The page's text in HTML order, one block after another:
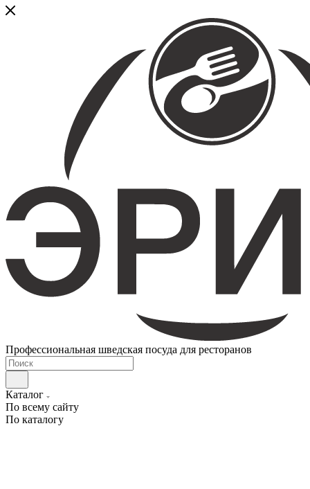
Профессиональная шведская посуда для ресторанов
Каталог
По всему сайту
По каталогу